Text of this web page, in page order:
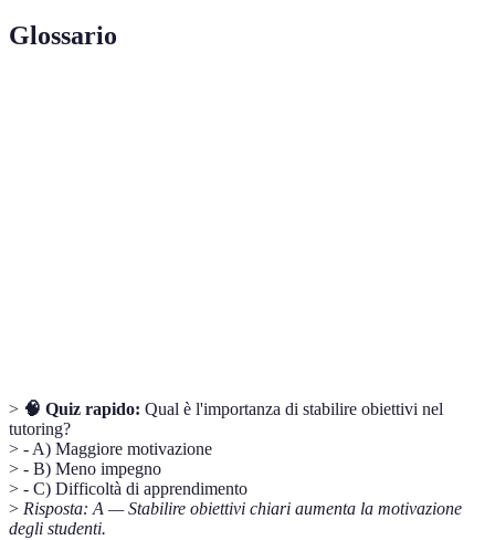
Glossario
> 🧠 Quiz rapido: Qual è l'importanza di stabilire obiettivi nel
tutoring?
> - A) Maggiore motivazione
> - B) Meno impegno
> - C) Difficoltà di apprendimento
> Risposta: A — Stabilire obiettivi chiari aumenta la motivazione
degli studenti.